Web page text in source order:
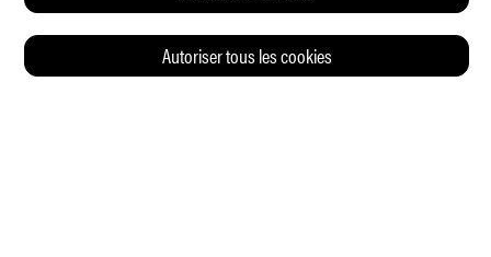
Autoriser tous les cookies